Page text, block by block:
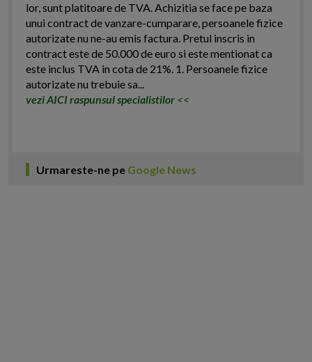
lor, sunt platitoare de TVA. Achizitia se face pe baza
unui contract de vanzare-cumparare, persoanele fizice
autorizate nu ne-au emis factura. Pretul inscris in
contract este de 50.000 de euro si este mentionat ca
este inclus TVA in cota de 21%. 1. Persoanele fizice
autorizate nu trebuie sa...
vezi AICI raspunsul specialistilor <<
Urmareste-ne pe Google News